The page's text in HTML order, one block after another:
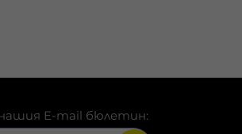
E-mail бюлетин: